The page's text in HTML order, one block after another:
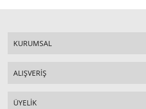
KURUMSAL
ALIŞVERİŞ
ÜYELİK